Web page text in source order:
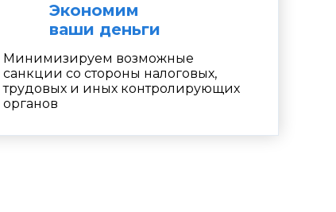
Экономим
ваши деньги
Минимизируем возможные
санкции со стороны налоговых,
трудовых и иных контролирующих
органов